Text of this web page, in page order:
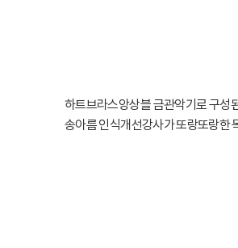
하트브라스앙상블 금관악기로 구성
송아름 인식개선강사가 또랑또랑한